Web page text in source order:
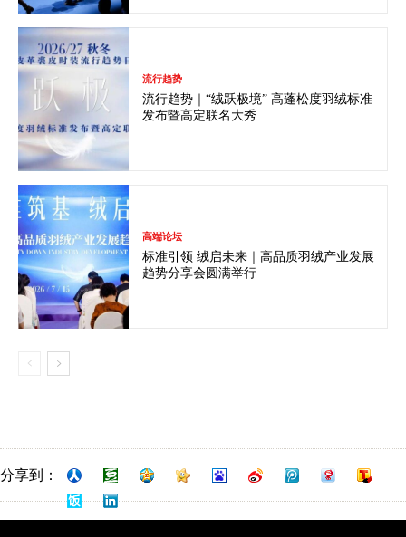
流行趋势
流行趋势｜“绒跃极境” 高蓬松度羽绒标准
发布暨高定联名大秀
高端论坛
标准引领 绒启未来｜高品质羽绒产业发展
趋势分享会圆满举行
分享到：